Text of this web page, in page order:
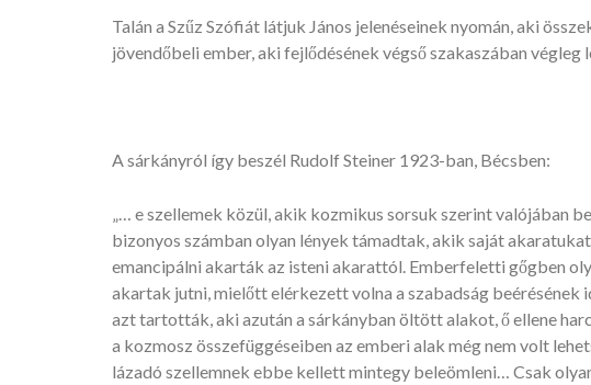
Talán a Szűz Szófiát látjuk János jelenéseinek nyomán, aki
jövendőbeli ember, aki fejlődésének végső szakaszában
A sárkányról így beszél Rudolf Steiner 1923-ban, Bécsben:
„… e szellemek közül, akik kozmikus sorsuk szerint valójában
bizonyos számban olyan lények támadtak, akik saját
emancipálni akarták az isteni akarattól. Emberfeletti gőgben
akartak jutni, mielőtt elérkezett volna a szabadság beérésének
azt tartották, aki azután a sárkányban öltött alakot, ő ellene
a kozmosz összefüggéseiben az emberi alak még nem volt
lázadó szellemnek ebbe kellett mintegy beleömleni… Csak